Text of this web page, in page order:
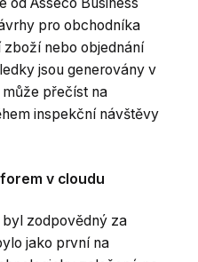
pro obchodníka
nebo objednání
jsou generovány v
může přečíst na
inspekční návštěvy
v cloudu
byl zodpovědný za
jako první na